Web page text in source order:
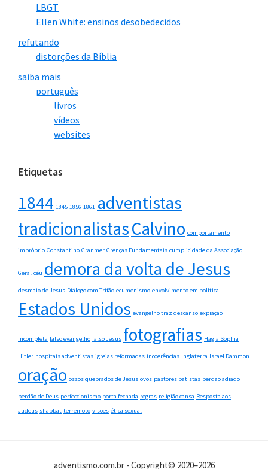
LBGT
Ellen White: ensinos desobedecidos
refutando
distorções da Bíblia
saiba mais
português
livros
vídeos
websites
Etiquetas
1844 1845 1856 1861 adventistas
tradicionalistasCalvino comportamento
impróprio Constantino Cranmer Crenças Fundamentais cumplicidade da Associação
Geral céu demora da volta de Jesus
desmaio de Jesus Diálogo com Trifão ecumenismo envolvimento em política
Estados Unidos evangelho traz descanso expiação
incompleta falso evangelho falso Jesus fotografias Hagia Sophia
Hitler hospitais adventistas igrejas reformadas incoerências Inglaterra Israel Dammon
oração ossos quebrados de Jesus ovos pastores batistas perdão adiado
perdão de Deus perfeccionismo porta fechada regras religião cansa Resposta aos
Judeus shabbat terremoto visões ética sexual
adventismo.com.br - Copyright© 2020–2026